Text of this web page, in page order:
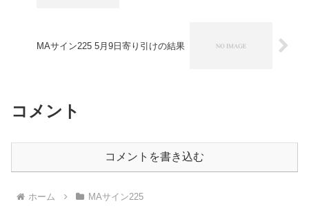
MAサイン225 5月9日寄り引けの結果
コメント
コメントを書き込む
ホーム MAサイン225